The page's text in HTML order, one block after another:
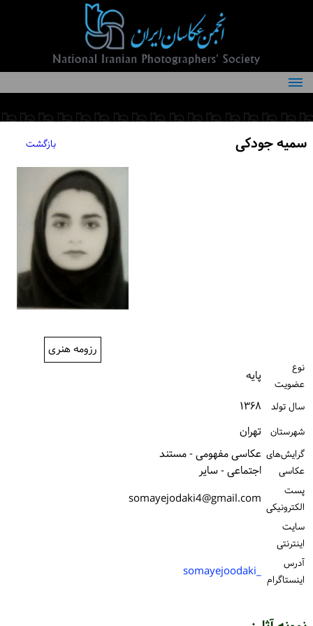
درباره انجمن
کمیته‌های انجمن
سمیه جودکی بازگشت
رزومه هنری
نوع
عضویت
پایه
سال تولد ۱۳۶۸
شهرستان تهران
گرایش‌های
عکاسی
عکاسی مفهومی - مستند
اجتماعی - سایر
پست
الكترونیكی somayejodaki4@gmail.com
سایت
اینترنتی
آدرس
اینستاگرام _somayejoodaki